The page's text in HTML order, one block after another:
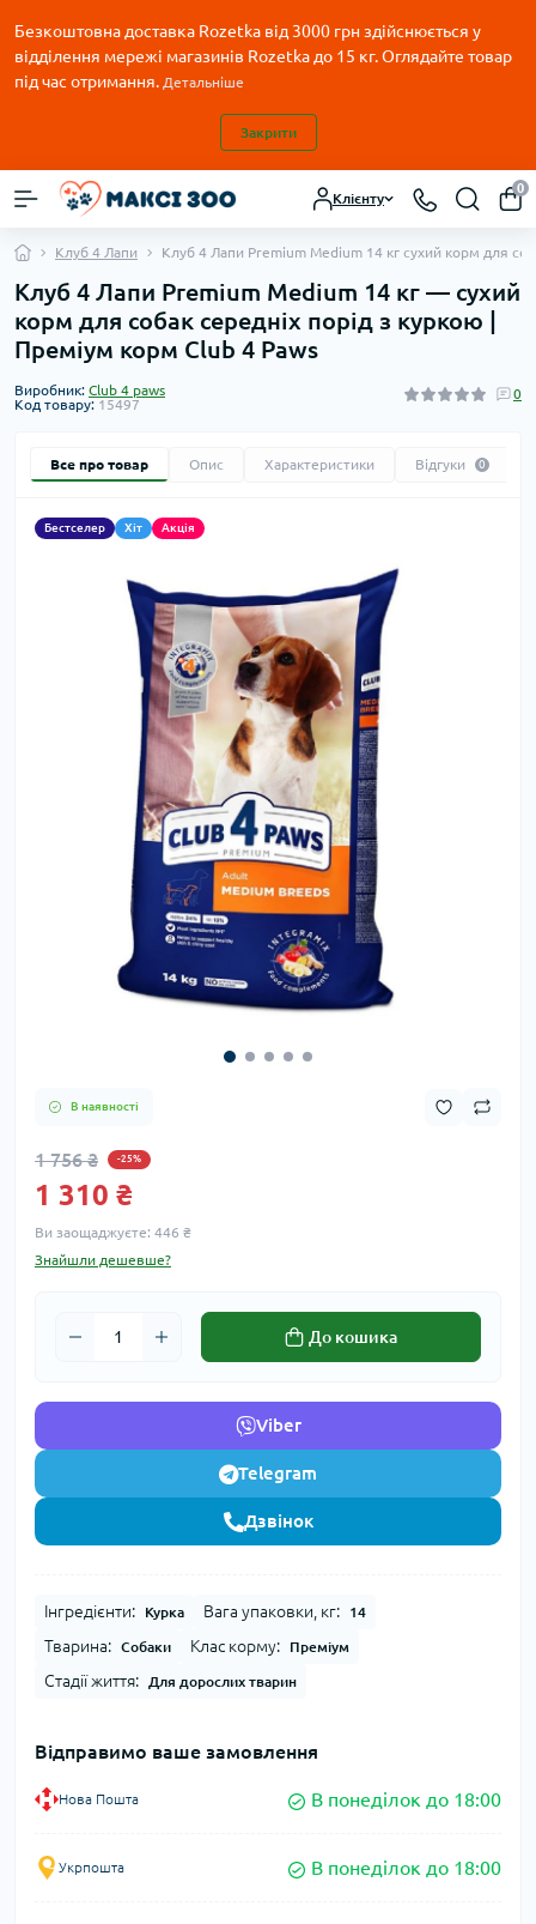
Безкоштовна доставка Rozetka від 3000 грн здійснюється у
відділення мережі магазинів Rozetka до 15 кг. Оглядайте товар
під час отримання. Детальніше
Закрити
Клієнту
0
Клуб 4 Лапи Клуб 4 Лапи Premium Medium 14 кг сухий корм для
Клуб 4 Лапи Premium Medium 14 кг — сухий
корм для собак середніх порід з куркою |
Преміум корм Club 4 Paws
Виробник: Club 4 paws
Код товару: 15497
0
Все про товар Опис Характеристики Відгуки 0
Бестселер Хіт Акція
В наявності
1 756 ₴ -25%
1 310 ₴
Ви заощаджуєте: 446 ₴
Знайшли дешевше?
До кошика
Viber
Telegram
Дзвінок
Інгредієнти: Курка Вага упаковки, кг: 14
Тварина: Собаки Клас корму: Преміум
Стадії життя: Для дорослих тварин
Відправимо ваше замовлення
Нова Пошта В понеділок до 18:00
Укрпошта В понеділок до 18:00